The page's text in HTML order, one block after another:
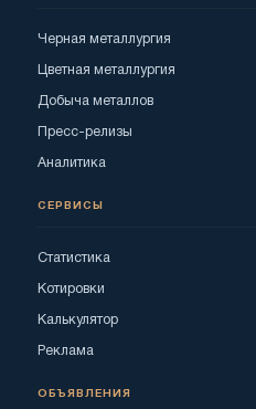
Черная металлургия
Цветная металлургия
Добыча металлов
Пресс-релизы
Аналитика
СЕРВИСЫ
Статистика
Котировки
Калькулятор
Реклама
ОБЪЯВЛЕНИЯ